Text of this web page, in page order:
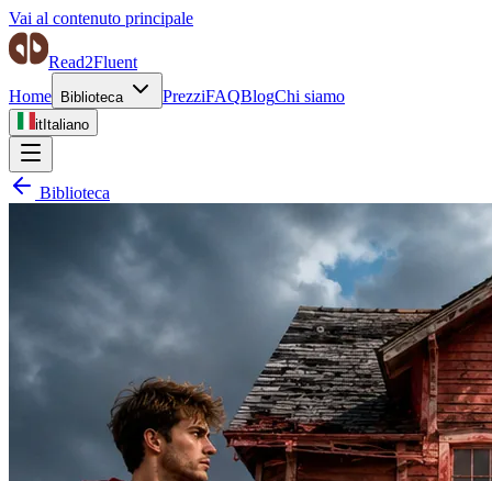
Vai al contenuto principale
Read2Fluent
Home
Biblioteca PrezziFAQBlogChi siamo
it Italiano
Biblioteca